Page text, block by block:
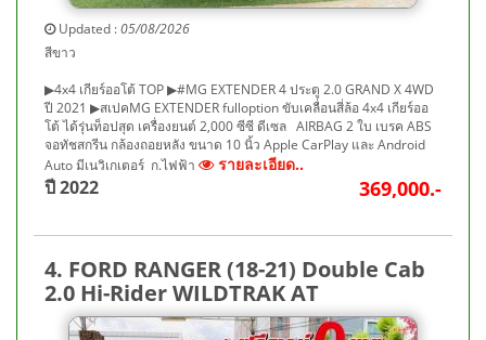
Updated :05/08/2026
สีขาว
▶4x4 เกียร์ออโต้ TOP ▶#MG EXTENDER 4 ประตู 2.0 GRAND X 4WD
ปี 2021 ▶สเปคMG EXTENDER fulloption ขับเคลื่อนสี่ล้อ 4x4 เกียร์ออ
โต้ ได้รุ่นท็อปสุด เครื่องยนต์ 2,000 ซีซี ดีเซล AIRBAG 2 ใบ เบรค ABS
จอทัชสกรีน กล้องถอยหลัง ขนาด 10 นิ้ว Apple CarPlay และ Android
Auto มีเนวิเกเตอร์ ก.ไฟฟ้า
รายละเอียด..
ปี 2022 369,000.-
4. FORD RANGER (18-21) Double Cab
2.0 Hi-Rider WILDTRAK AT